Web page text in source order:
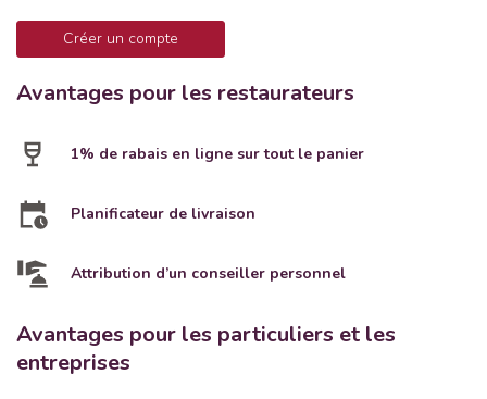
Créer un compte
Avantages pour les restaurateurs
1% de rabais en ligne sur tout le panier
Planificateur de livraison
Attribution d’un conseiller personnel
Avantages pour les particuliers et les
entreprises